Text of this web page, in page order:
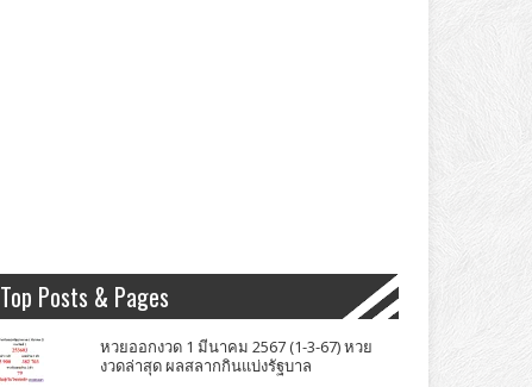
Top Posts & Pages
หวยออกงวด 1 มีนาคม 2567 (1-3-67) หวย
งวดล่าสุด ผลสลากกินแบ่งรัฐบาล